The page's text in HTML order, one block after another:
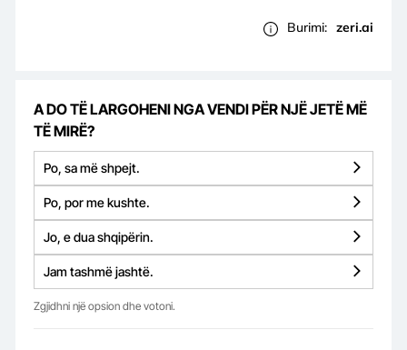
Burimi: zeri.ai
A DO TË LARGOHENI NGA VENDI PËR NJË JETË MË
TË MIRË?
Po, sa më shpejt.
Po, por me kushte.
Jo, e dua shqipërin.
Jam tashmë jashtë.
Zgjidhni një opsion dhe votoni.